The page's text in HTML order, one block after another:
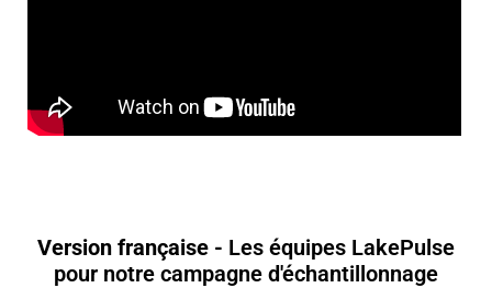
Version française - Les équipes LakePulse
pour notre campagne d'échantillonnage